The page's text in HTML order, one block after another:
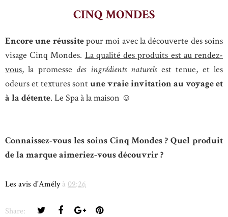
CINQ MONDES
Encore une réussitepour moi avec la découverte des soins
visage Cinq Mondes. La qualité des produits est au rendez-
vous, la promesse des ingrédients naturelsest tenue, et les
odeurs et textures sontune vraie invitation au voyage et
à la détente. Le Spa à la maison ☺
Connaissez-vous les soins Cinq Mondes ? Quel produit
de la marque aimeriez-vous découvrir ?
Les avis d'Amély à 09:26
Share: